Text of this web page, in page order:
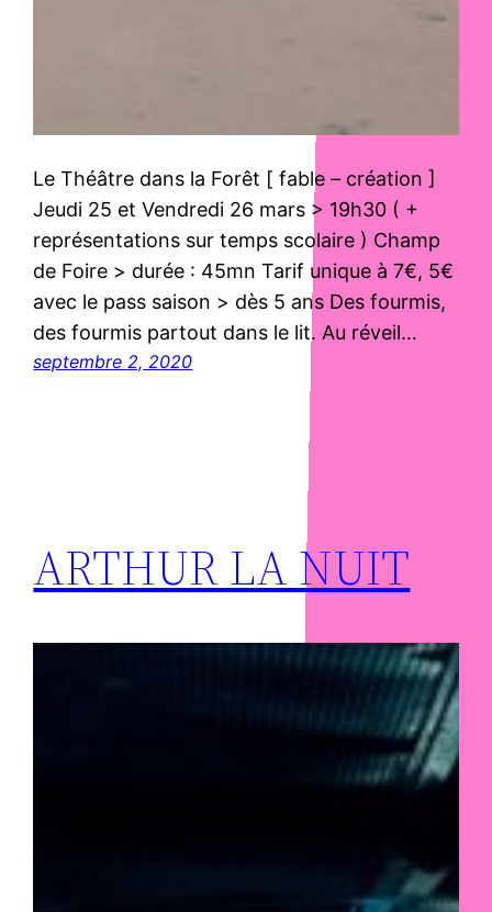
Le Théâtre dans la Forêt [ fable – création ]
Jeudi 25 et Vendredi 26 mars > 19h30 ( +
représentations sur temps scolaire ) Champ
de Foire > durée : 45mn Tarif unique à 7€, 5€
avec le pass saison > dès 5 ans Des fourmis,
des fourmis partout dans le lit. Au réveil…
septembre 2, 2020
ARTHUR LA NUIT